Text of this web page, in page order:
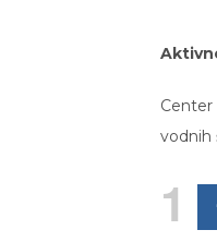
Center
vodnih
1